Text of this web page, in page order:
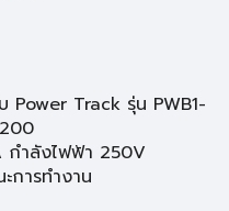
Power Track รุ่น PWB1-
กำลังไฟฟ้า 250V
การทำงาน